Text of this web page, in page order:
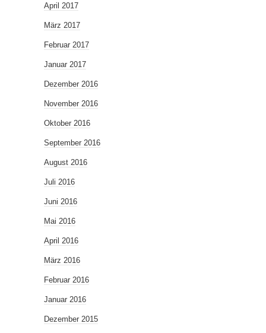
April 2017
März 2017
Februar 2017
Januar 2017
Dezember 2016
November 2016
Oktober 2016
September 2016
August 2016
Juli 2016
Juni 2016
Mai 2016
April 2016
März 2016
Februar 2016
Januar 2016
Dezember 2015